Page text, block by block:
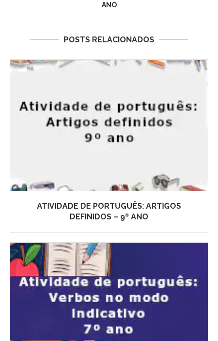
ANO
POSTS RELACIONADOS
ATIVIDADE DE PORTUGUÊS: ARTIGOS
DEFINIDOS – 9º ANO